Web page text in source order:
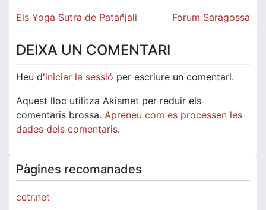
Navegació
Els Yoga Sutra de Patañjali Forum Saragossa
DEIXA UN COMENTARI
Heu d'iniciar la sessió per escriure un comentari.
Aquest lloc utilitza Akismet per reduir els
comentaris brossa. Apreneu com es processen les
dades dels comentaris.
Pàgines recomanades
cetr.net